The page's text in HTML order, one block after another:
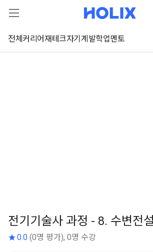
전체 커리어재테크자기계발학업멘토
좌 미리보기
전기기술사 과정 - 8. 수변전
0.0 (0명 평가), 0명 수강